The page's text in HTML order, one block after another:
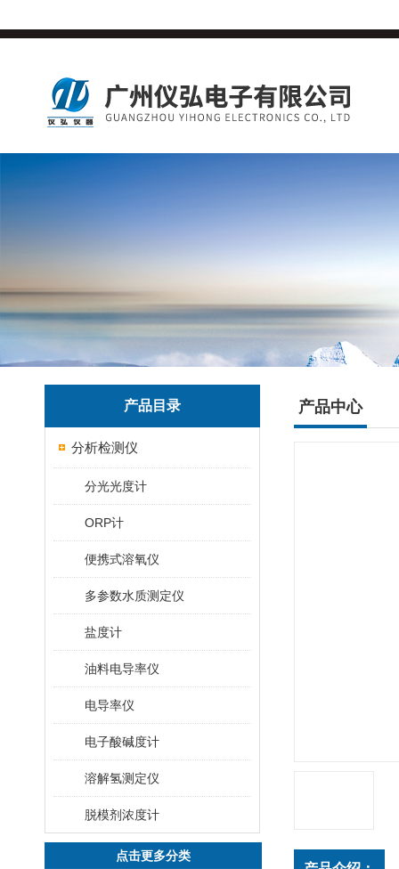
产品目录
分析检测仪
分光光度计
ORP计
便携式溶氧仪
多参数水质测定仪
盐度计
油料电导率仪
电导率仪
电子酸碱度计
溶解氢测定仪
脱模剂浓度计
点击更多分类
产品中心